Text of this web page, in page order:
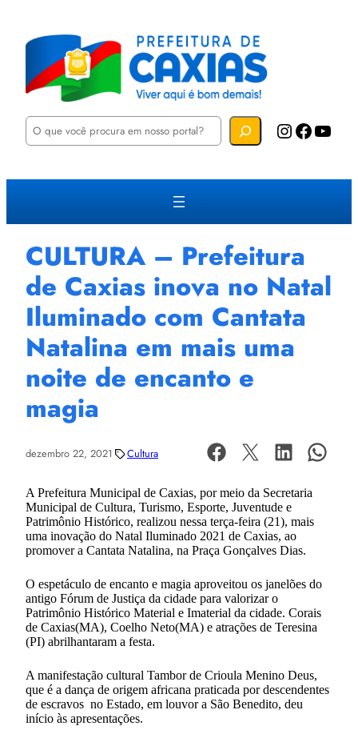
P
u
a
Instagram Facebook YouTube
CULTURA – Prefeitura
de Caxias inova no Natal
Iluminado com Cantata
Natalina em mais uma
noite de encanto e
magia
dezembro 22, 2021 Cultura
A Prefeitura Municipal de Caxias, por meio da Secretaria
Municipal de Cultura, Turismo, Esporte, Juventude e
Patrimônio Histórico, realizou nessa terça-feira (21), mais
uma inovação do Natal Iluminado 2021 de Caxias, ao
promover a Cantata Natalina, na Praça Gonçalves Dias.
O espetáculo de encanto e magia aproveitou os janelões do
antigo Fórum de Justiça da cidade para valorizar o
Patrimônio Histórico Material e Imaterial da cidade. Corais
de Caxias(MA), Coelho Neto(MA) e atrações de Teresina
(PI) abrilhantaram a festa.
A manifestação cultural Tambor de Crioula Menino Deus,
que é a dança de origem africana praticada por descendentes
de escravos no Estado, em louvor a São Benedito, deu
início às apresentações.